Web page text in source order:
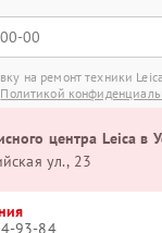
на ремонт техники
Политикой
центра Leica в
ул., 23
93-84